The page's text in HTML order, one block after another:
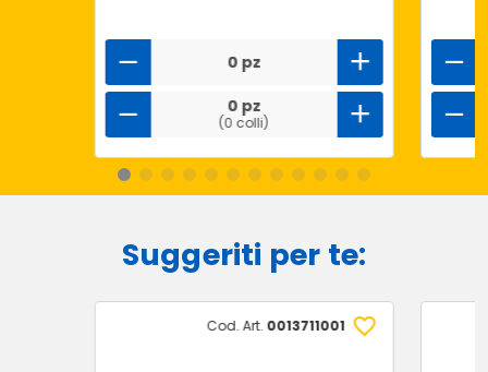
0 pz
0 pz
(0 colli)
Suggeriti per te:
Cod. Art. 0013711001